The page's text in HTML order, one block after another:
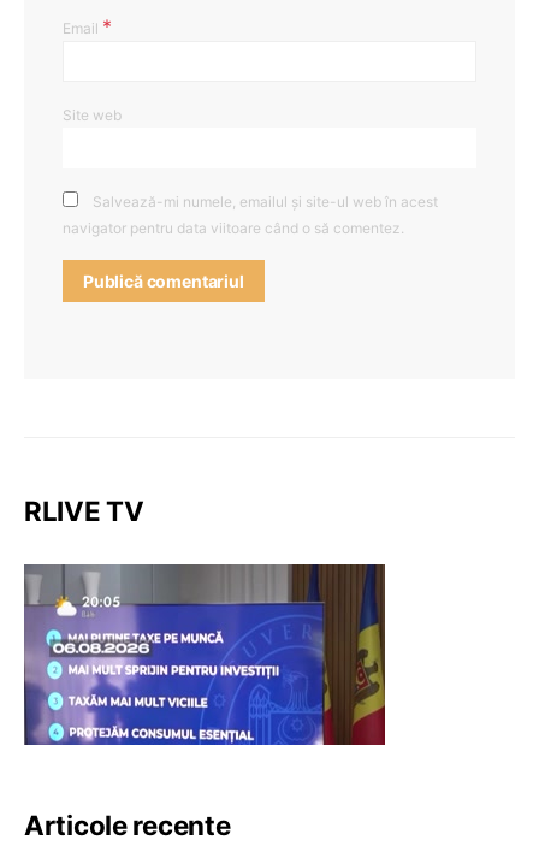
Email *
Site web
Salvează-mi numele, emailul și site-ul web în acest
navigator pentru data viitoare când o să comentez.
RLIVE TV
Articole recente